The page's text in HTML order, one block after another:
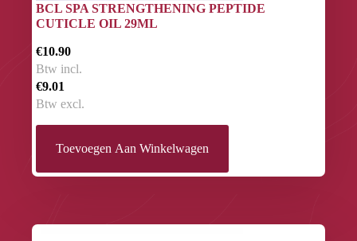
BCL SPA STRENGTHENING PEPTIDE
CUTICLE OIL 29ML
€10.90
Btw incl.
€9.01
Btw excl.
Toevoegen Aan Winkelwagen